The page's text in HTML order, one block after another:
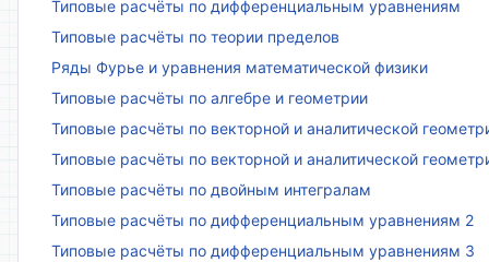
Типовые расчёты по дифференциальным уравнениям
Типовые расчёты по теории пределов
Ряды Фурье и уравнения математической физики
Типовые расчёты по алгебре и геометрии
Типовые расчёты по векторной и аналитической
Типовые расчёты по векторной и аналитической
Типовые расчёты по двойным интегралам
Типовые расчёты по дифференциальным уравнениям 2
Типовые расчёты по дифференциальным уравнениям 3